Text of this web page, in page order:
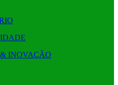
INOVAÇÃO